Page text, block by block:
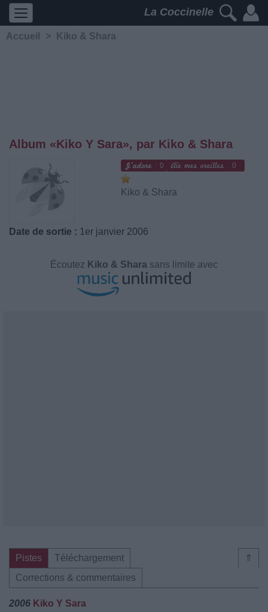
La Coccinelle
Accueil > Kiko & Shara
Album «Kiko Y Sara», par Kiko & Shara
0 0
Kiko & Shara
Date de sortie : 1er janvier 2006
Écoutez Kiko & Shara sans limite avec
⇑
Pistes
Téléchargement
Corrections & commentaires
2006 Kiko Y Sara